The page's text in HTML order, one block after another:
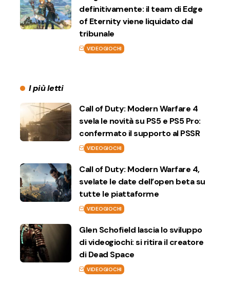
definitivamente: il team di Edge
of Eternity viene liquidato dal
tribunale
VIDEOGIOCHI
I più letti
Call of Duty: Modern Warfare 4
svela le novità su PS5 e PS5 Pro:
confermato il supporto al PSSR
VIDEOGIOCHI
Call of Duty: Modern Warfare 4,
svelate le date dell’open beta su
tutte le piattaforme
VIDEOGIOCHI
Glen Schofield lascia lo sviluppo
di videogiochi: si ritira il creatore
di Dead Space
VIDEOGIOCHI